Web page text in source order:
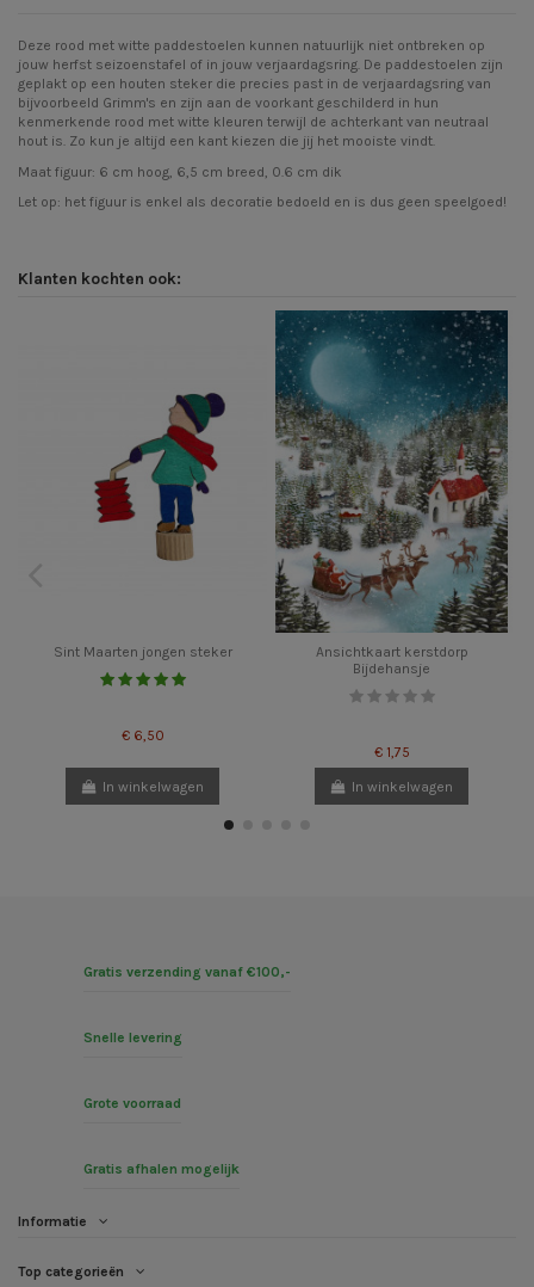
Deze rood met witte paddestoelen kunnen natuurlijk niet ontbreken op
jouw herfst seizoenstafel of in jouw verjaardagsring. De paddestoelen zijn
geplakt op een houten steker die precies past in de verjaardagsring van
bijvoorbeeld Grimm's en zijn aan de voorkant geschilderd in hun
kenmerkende rood met witte kleuren terwijl de achterkant van neutraal
hout is. Zo kun je altijd een kant kiezen die jij het mooiste vindt.
Maat figuur: 6 cm hoog, 6,5 cm breed, 0.6 cm dik
Let op: het figuur is enkel als decoratie bedoeld en is dus geen speelgoed!
Klanten kochten ook:
Sint Maarten jongen steker
€ 6,50
In winkelwagen
Ansichtkaart kerstdorp
Bijdehansje
€ 1,75
In winkelwagen
Gratis verzending vanaf €100,-
Snelle levering
Grote voorraad
Gratis afhalen mogelijk
Informatie
Top categorieën